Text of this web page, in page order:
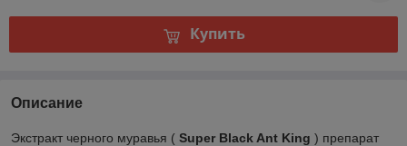
Купить
Описание
Экстракт черного муравья ( Super Black Ant King ) препарат